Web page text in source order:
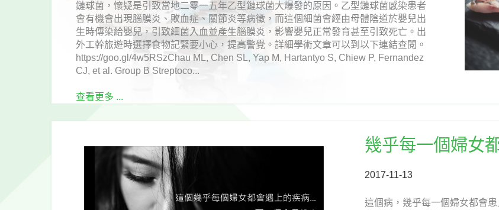
鏈球菌，懷疑是引致當地二零一五年乙型鏈球菌大爆發的原因。乙型鏈球菌感染患者
會有機會出現腦膜炎、敗血症、關節炎等病徵，而這個細菌會經由母體陰道於嬰兒出
生時傳染給嬰兒，引致細菌入血並產生腦膜炎，影響嬰兒正常發育甚至引致死亡。出
外工幹旅遊時選擇食物記緊要小心，提高警覺。詳細學術文章可以到以下連結查閱。
https://goo.gl/4w5RSzChau ML, Chen SL, Yap M, Hartantyo S, Chiew P, Fernandez
CJ, et al. Group B Streptoco...
查看更多 ...
幾乎每一個婦女
2017-11-13
這個病，幾乎每一個婦女都會